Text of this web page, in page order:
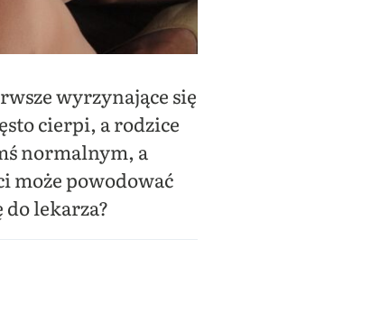
wyrzynające się
cierpi, a rodzice
normalnym, a
może powodować
lekarza?